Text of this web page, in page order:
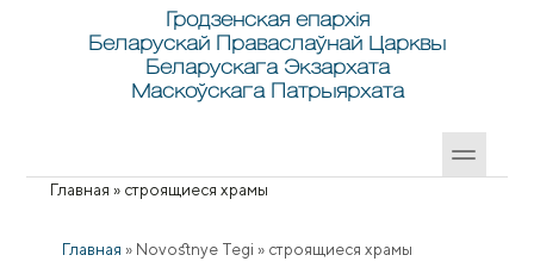
Гродзенская епархія
Беларускай Праваслаўнай Царквы
Беларускага Экзархата
Маскоўскага Патрыярхата
Вы здесь
Главная » строящиеся храмы
Главная » Novostnye Tegi » строящиеся храмы